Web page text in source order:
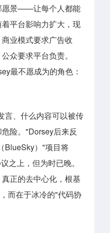
愿景——让每个人都能
平台影响力扩大，现
业模式要求广告收
众要求平台负责。
最不愿成为的角色：
言、什么内容可以被传
险。 "Dorsey后来反
BlueSky） "项目将
之上，但为时已晚。
正的去中心化，根基
，而在于冰冷的"代码协